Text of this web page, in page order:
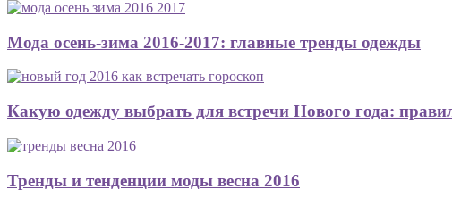
Мода осень-зима 2016-2017: главные тренды одежды
Какую одежду выбрать для встречи Нового года:
Тренды и тенденции моды весна 2016